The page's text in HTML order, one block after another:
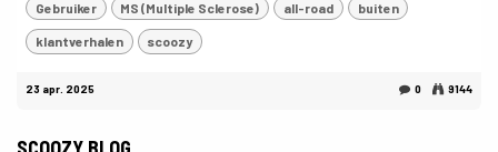
Gebruiker MS (Multiple Sclerose) all-road buiten
klantverhalen scoozy
23 apr. 2025 0 9144